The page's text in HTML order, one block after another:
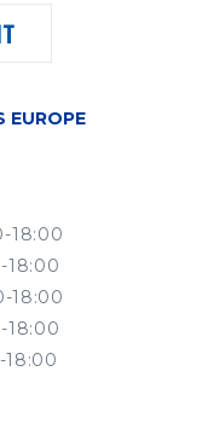
EUROPE
18:00
18:00
18:00
18:00
18:00